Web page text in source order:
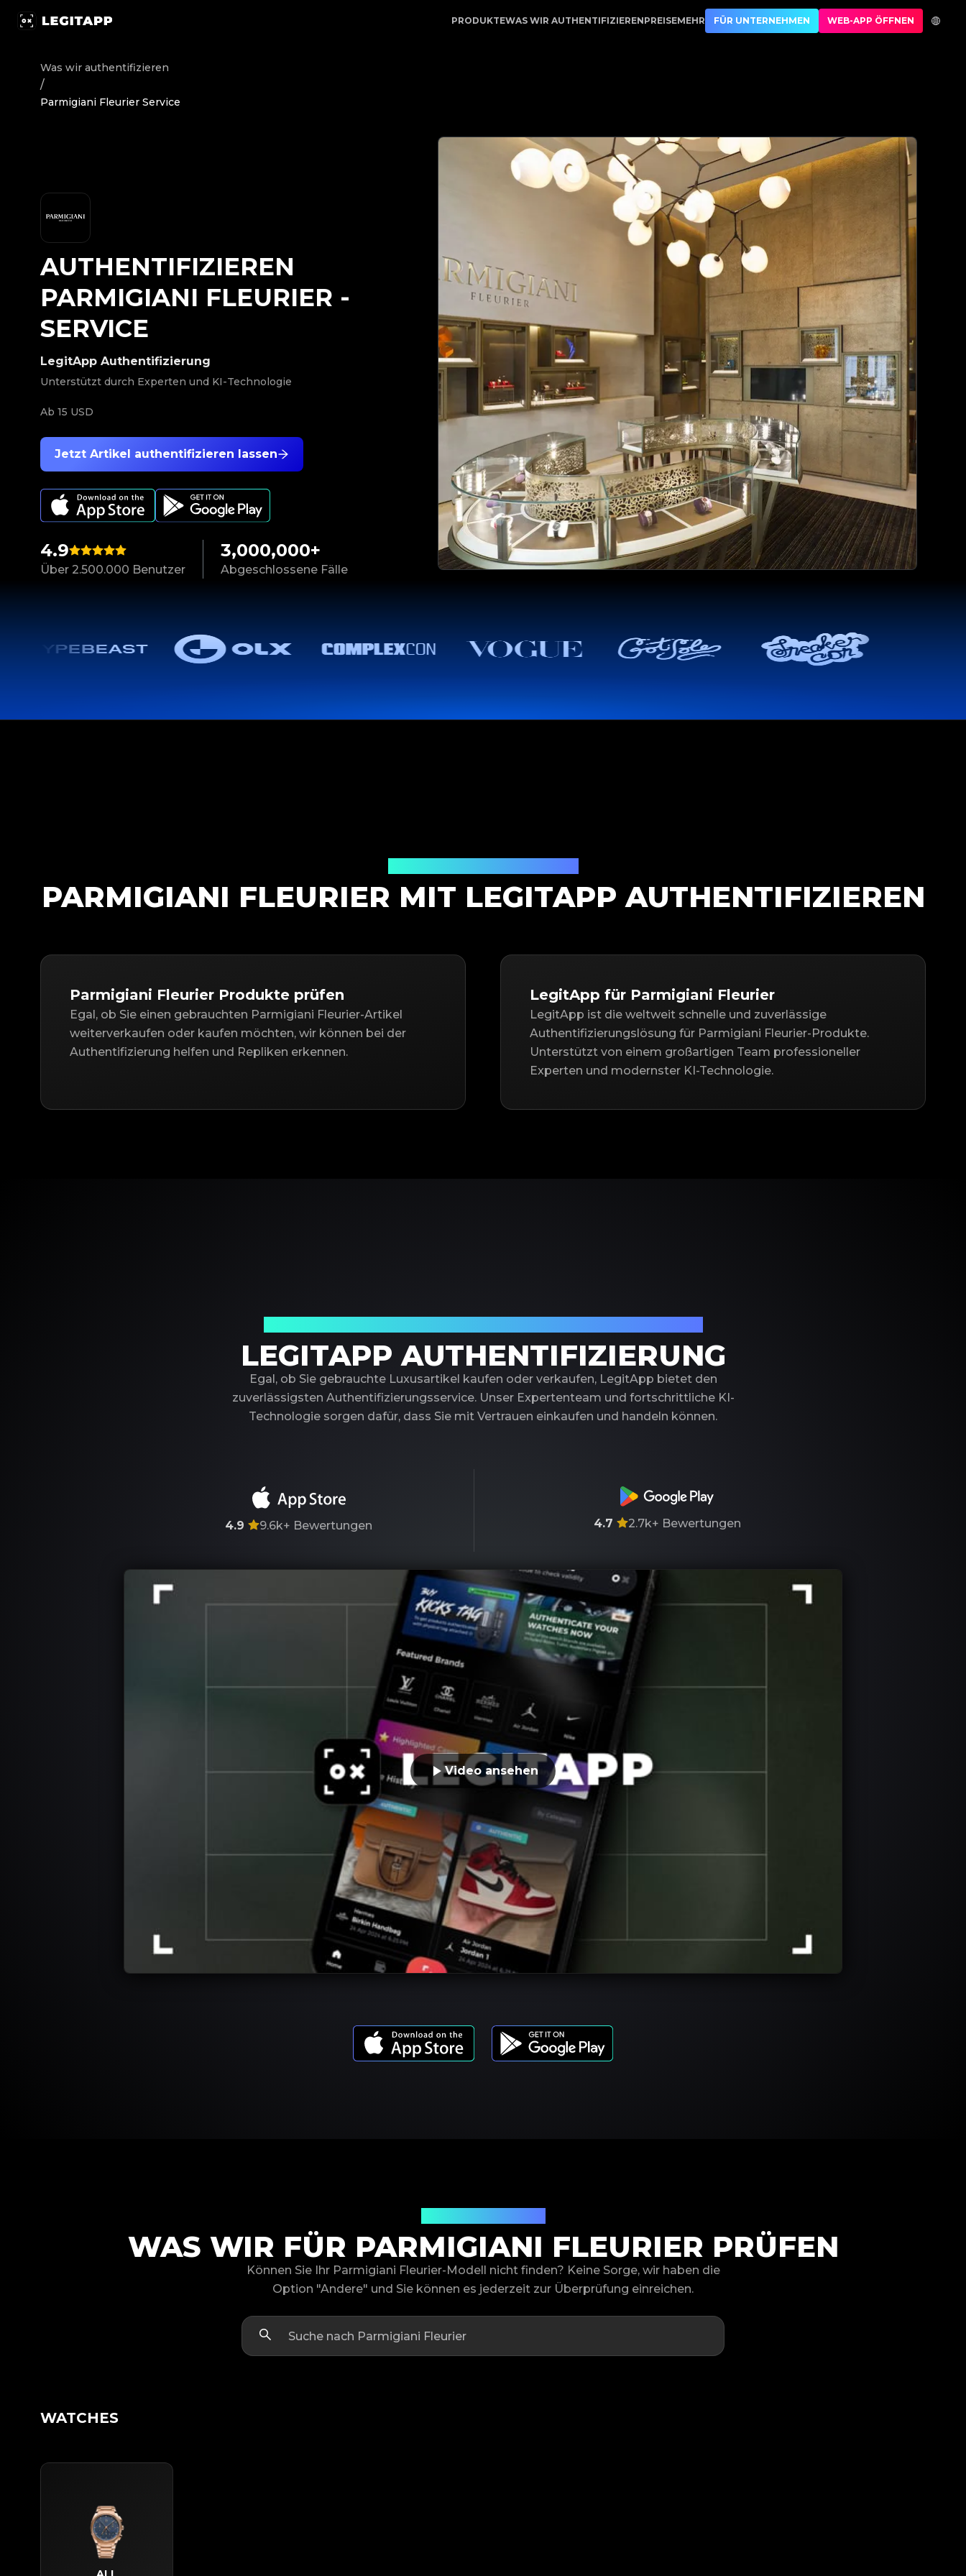
Authentifizieren Parmigiani Fleurier - Service | LegitApp | Ihr vertrauenswürdiger Partner für Luxusauthentifizierung | No.1 Best Authentication
PRODUKTEWAS WIR AUTHENTIFIZIERENPREISEMEHR FÜR UNTERNEHMEN WEB-APP ÖFFNEN
Was wir authentifizieren
/
Parmigiani Fleurier Service
4.9
Über 2.500.000 Benutzer
3,000,000+
Abgeschlossene Fälle
Jetzt Artikel authentifizieren lassen
LegitApp Authentifizierung
Unterstützt durch Experten und KI-Technologie
Ab 15 USD
AUTHENTIFIZIEREN
PARMIGIANI FLEURIER -
SERVICE
PARMIGIANI FLEURIER MIT LEGITAPP AUTHENTIFIZIEREN
Parmigiani Fleurier Produkte prüfen
Egal, ob Sie einen gebrauchten Parmigiani Fleurier-Artikel
weiterverkaufen oder kaufen möchten, wir können bei der
Authentifizierung helfen und Repliken erkennen.
LegitApp für Parmigiani Fleurier
LegitApp ist die weltweit schnelle und zuverlässige
Authentifizierungslösung für Parmigiani Fleurier-Produkte.
Unterstützt von einem großartigen Team professioneller
Experten und modernster KI-Technologie.
LEGITAPP AUTHENTIFIZIERUNG
Egal, ob Sie gebrauchte Luxusartikel kaufen oder verkaufen, LegitApp bietet den
zuverlässigsten Authentifizierungsservice. Unser Expertenteam und fortschrittliche KI-
Technologie sorgen dafür, dass Sie mit Vertrauen einkaufen und handeln können.
4.9 9.6k+ Bewertungen 4.7 2.7k+ Bewertungen
Video ansehen
WAS WIR FÜR PARMIGIANI FLEURIER PRÜFEN
Können Sie Ihr Parmigiani Fleurier-Modell nicht finden? Keine Sorge, wir haben die
Option "Andere" und Sie können es jederzeit zur Überprüfung einreichen.
WATCHES